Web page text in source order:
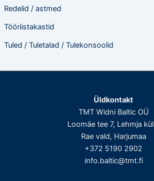
Redelid / astmed
Tööriistakastid
Tuled / Tuletalad / Tulekonsoolid
Üldkontakt
TMT Widni Baltic OÜ
Loomäe tee 7, Lehmja
Rae vald, Harjumaa
+372 5190 2902
info.baltic@tmt.fi